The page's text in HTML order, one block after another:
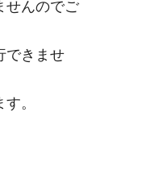
せんのでご
できませ
。